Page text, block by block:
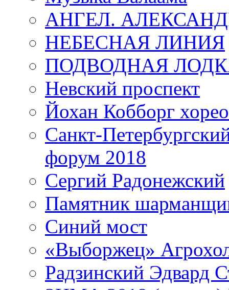
АНГЕЛ.
НЕБЕСНАЯ ЛИНИЯ
ПОДВОДНАЯ
Невский проспект
Йохан Кобборг
Санкт-
форум 2018
Сергий Радонежский
Памятник
Синий мост
«Выборжец»
Радзинский Эдвард